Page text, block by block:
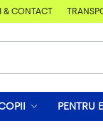
CONTACT
PENTRU